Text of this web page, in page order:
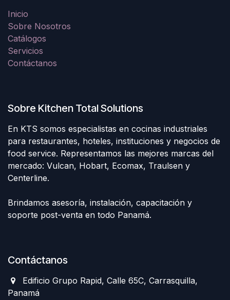
Inicio
Sobre Nosotros
Catálogos
Servicios
Contáctanos
Sobre Kitchen Total Solutions
En KTS somos especialistas en cocinas industriales
para restaurantes, hoteles, instituciones y negocios de
food service. Representamos las mejores marcas del
mercado: Vulcan, Hobart, Ecomax, Traulsen y
Centerline.
Brindamos asesoría, instalación, capacitación y
soporte post-venta en todo Panamá.
Contáctanos
Edificio Grupo Rapid, Calle 65C, Carrasquilla,
Panamá